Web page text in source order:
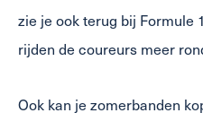
zie je ook terug bij Formule
rijden de coureurs meer
Ook kan je zomerbanden